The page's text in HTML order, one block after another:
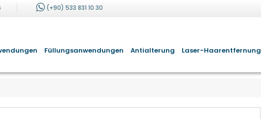
(+90) 533 831 10 30
Füllungsanwendungen Antialterung Laser-Haarentfernung